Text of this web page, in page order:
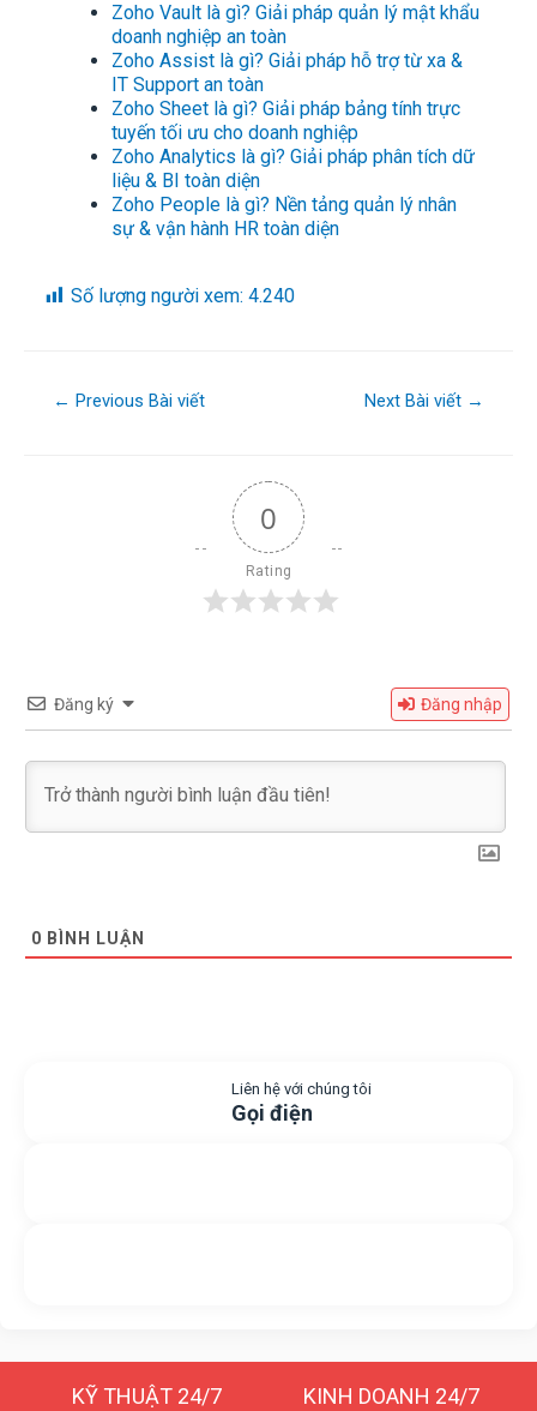
Zoho Vault là gì? Giải pháp quản lý mật khẩu
doanh nghiệp an toàn
Zoho Assist là gì? Giải pháp hỗ trợ từ xa &
IT Support an toàn
Zoho Sheet là gì? Giải pháp bảng tính trực
tuyến tối ưu cho doanh nghiệp
Zoho Analytics là gì? Giải pháp phân tích dữ
liệu & BI toàn diện
Zoho People là gì? Nền tảng quản lý nhân
sự & vận hành HR toàn diện
Số lượng người xem: 4.240
← Previous Bài viết Next Bài viết →
0
Rating
Đăng ký Đăng nhập
0 BÌNH LUẬN
Liên hệ với chúng tôi
Gọi điện
KỸ THUẬT 24/7 KINH DOANH 24/7